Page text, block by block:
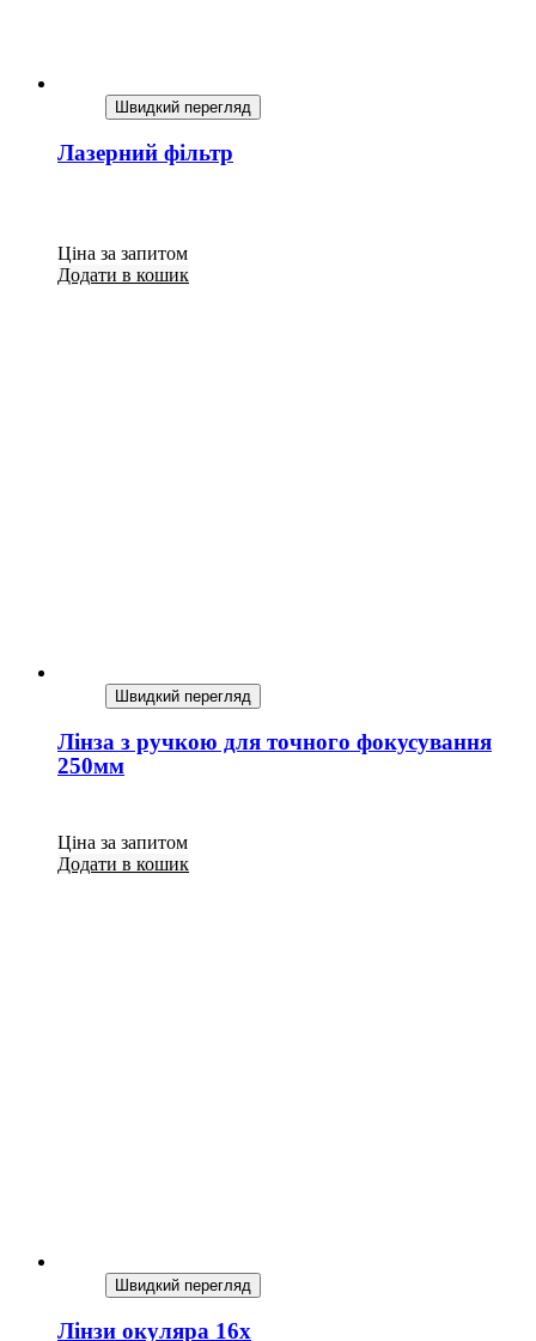
Швидкий перегляд
Лазерний фільтр
Ціна за запитом
Додати в кошик
Швидкий перегляд
Лінза з ручкою для точного фокусування
250мм
Ціна за запитом
Додати в кошик
Швидкий перегляд
Лінзи окуляра 16х